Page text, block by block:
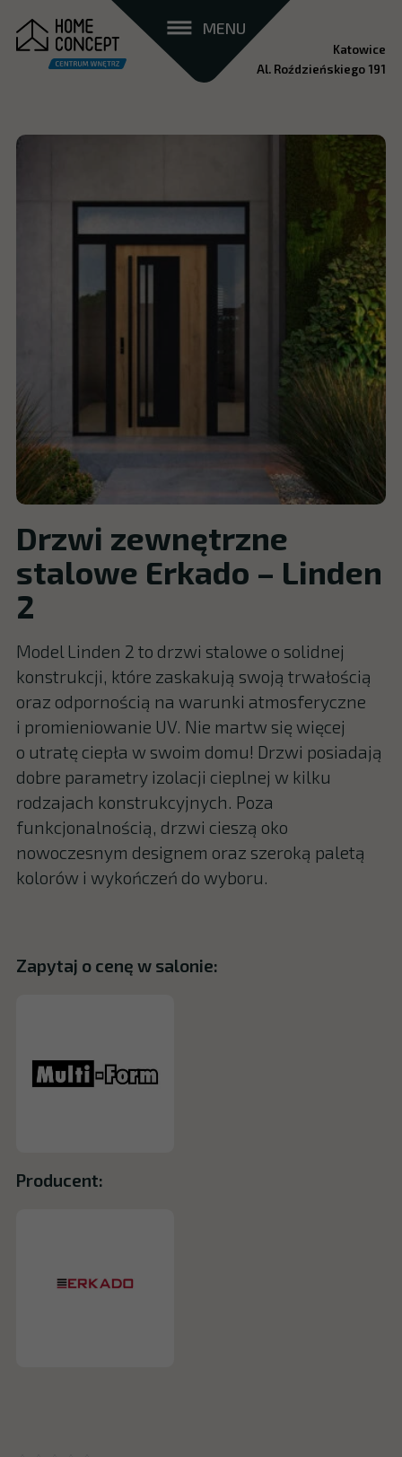
MENU
Katowice
Al. Roździeńskiego 191
Drzwi zewnętrzne
stalowe Erkado – Linden
2
Model Linden 2 to drzwi stalowe o solidnej
konstrukcji, które zaskakują swoją trwałością
oraz odpornością na warunki atmosferyczne
i promieniowanie UV. Nie martw się więcej
o utratę ciepła w swoim domu! Drzwi posiadają
dobre parametry izolacji cieplnej w kilku
rodzajach konstrukcyjnych. Poza
funkcjonalnością, drzwi cieszą oko
nowoczesnym designem oraz szeroką paletą
kolorów i wykończeń do wyboru.
Zapytaj o cenę w salonie:
Producent: